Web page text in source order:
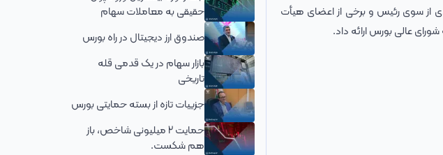
از سوی رئیس و برخی از اعضای هیأت
عالی بورس ارائه داد.
حقیقی به معاملات سهام
صندوق ارز دیجیتال در راه بورس
بازار سهام در یک قدمی قله
تاریخی
جزییات تازه از بسته حمایتی بورس
حمایت 2 میلیونی شاخص، باز
هم شکست.